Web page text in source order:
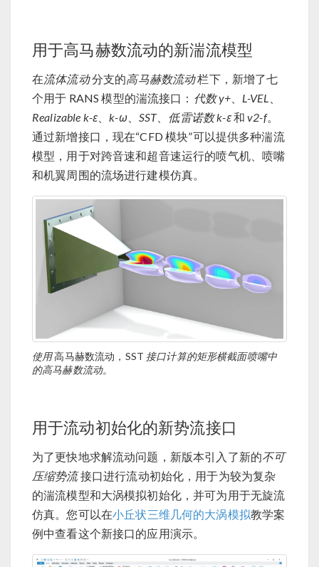
用于高马赫数流动的新湍流模型
在流体流动分支的高马赫数流动栏下，新增了七
个用于 RANS 模型的湍流接口： 代数 y+ L-VEL
Realizable k-ε、 k-ω SST、 低雷诺数 k-ε和v2-f。
通过新增接口，现在“CFD 模块”可以提供多种湍流
模型，用于对跨音速和超音速运行的喷气机、喷嘴
和机翼周围的流场进行建模仿真。
使用高马赫数流动，SST 接口计算的矩形横截面喷嘴中
的高马赫数流动。
用于流动初始化的新势流接口
为了更快地求解流动问题，新版本引入了新的不可
压缩势流接口进行流动初始化，用于为较为复杂
的湍流模型和大涡模拟初始化，并可为用于无旋流
仿真。您可以在小丘状三维几何的大涡模拟教学案
例中查看这个新接口的应用演示。